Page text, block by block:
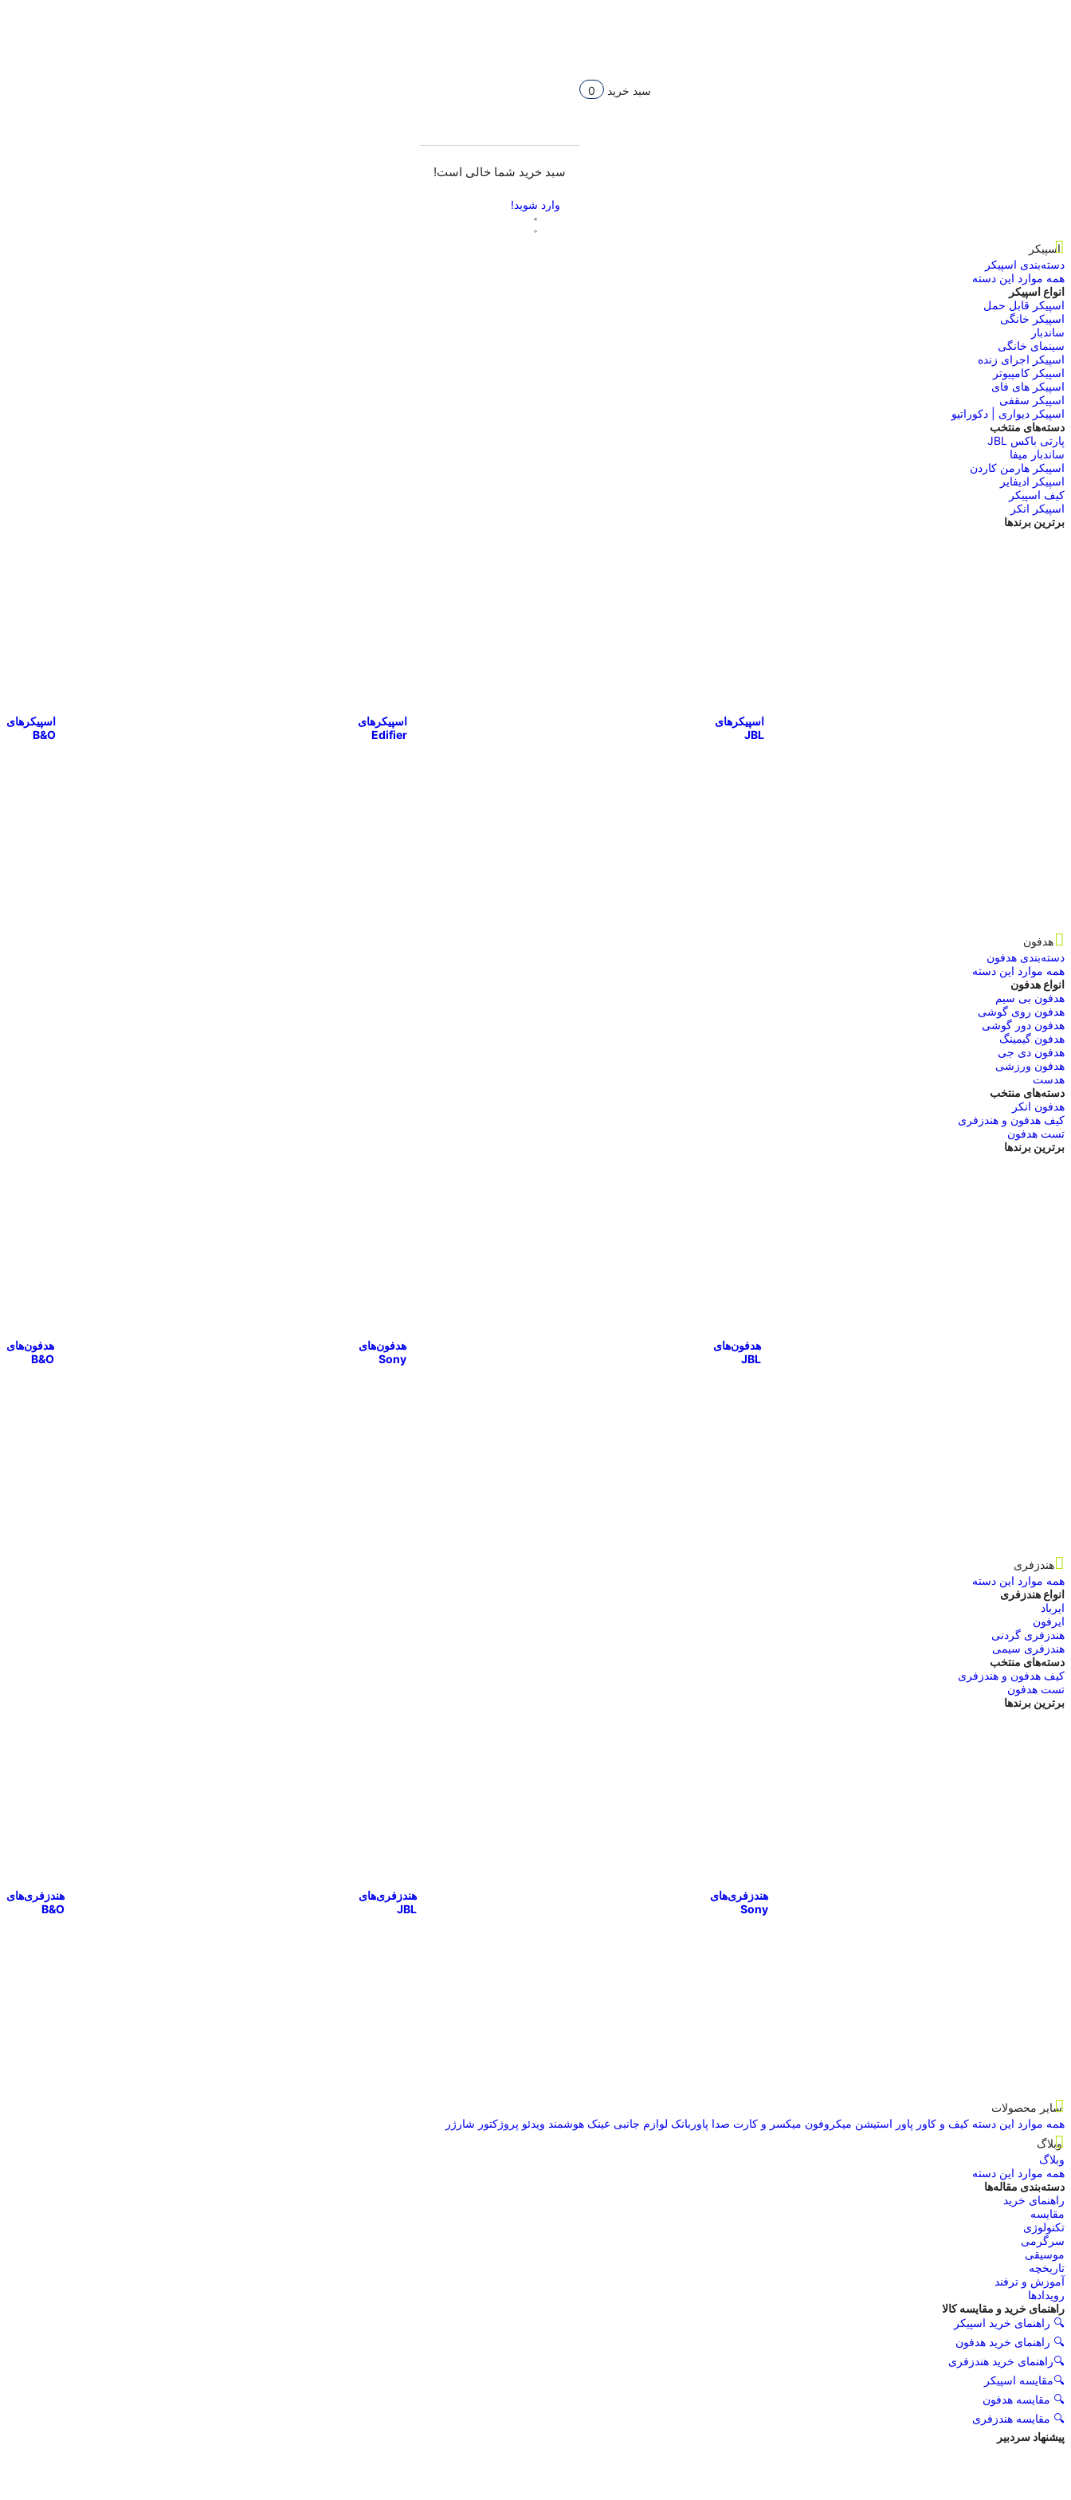
سبد خرید 0
سبد خرید شما خالی است!
وارد شوید!
اسپیکر
دسته‌بندی اسپیکر
همه موارد این دسته
انواع اسپیکر
اسپیکر قابل حمل
اسپیکر خانگی
ساندبار
سینمای خانگی
اسپیکر اجرای زنده
اسپیکر کامپیوتر
اسپیکر های فای
اسپیکر سقفی
اسپیکر دیواری | دکوراتیو
دسته‌های منتخب
پارتی باکس JBL
ساندبار میفا
اسپیکر هارمن کاردن
اسپیکر ادیفایر
کیف اسپیکر
اسپیکر انکر
برترین برندها
اسپیکرهای
JBL
اسپیکرهای
Edifier
اسپیکرهای
B&O
هدفون
دسته‌بندی هدفون
همه موارد این دسته
انواع هدفون
هدفون بی سیم
هدفون روی گوشی
هدفون دور گوشی
هدفون گیمینگ
هدفون دی جی
هدفون ورزشی
هدست
دسته‌های منتخب
هدفون انکر
کیف هدفون و هندزفری
تست هدفون
برترین برندها
هدفون‌های
JBL
هدفون‌های
Sony
هدفون‌های
B&O
هندزفری
همه موارد این دسته
انواع هندزفری
ایرباد
ایرفون
هندزفری گردنی
هندزفری سیمی
دسته‌های منتخب
کیف هدفون و هندزفری
تست هدفون
برترین برندها
هندزفری‌های
Sony
هندزفری‌های
JBL
هندزفری‌های
B&O
سایر محصولات
همه موارد این دسته کیف و کاور پاور استیشن میکروفون میکسر و کارت صدا پاوربانک لوازم جانبی عینک هوشمند ویدئو پروژکتور شارژر
وبلاگ
وبلاگ
همه موارد این دسته
دسته‌بندی مقاله‌ها
راهنمای خرید
مقایسه
تکنولوژی
سرگرمی
موسیقی
تاریخچه
آموزش و ترفند
رویدادها
راهنمای خرید و مقایسه کالا
🔍 راهنمای خرید اسپیکر
🔍 راهنمای خرید هدفون
🔍راهنمای خرید هندزفری
🔍مقایسه اسپیکر
🔍 مقایسه هدفون
🔍 مقایسه هندزفری
پیشنهاد سردبیر